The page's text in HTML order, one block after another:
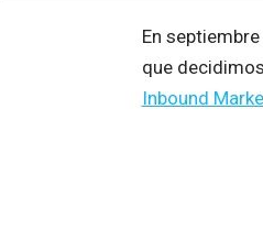
En
que
Inbound